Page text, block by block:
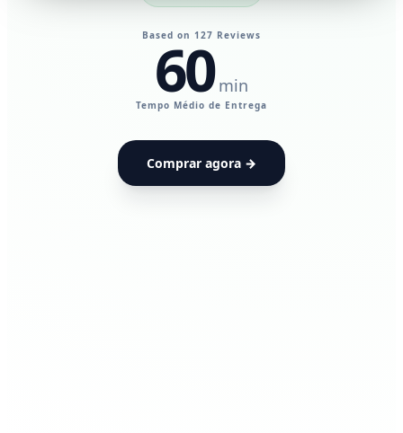
UdiaPods —
Based on 127 Reviews
60min
Tempo Médio de Entrega
Comprar agora →